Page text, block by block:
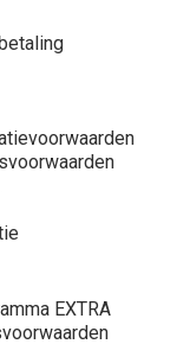
EXTRA